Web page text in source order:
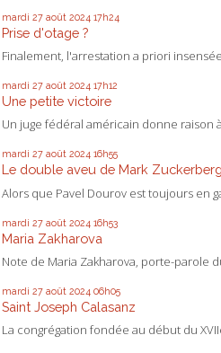
mardi 27 août 2024 17h24
Prise d'otage ?
Finalement, l'arrestation a priori
mardi 27 août 2024 17h12
Une petite victoire
Un juge fédéral américain donne raison
mardi 27 août 2024 16h55
Le double aveu de Mark Zuckerberg
Alors que Pavel Dourov est toujours en
mardi 27 août 2024 16h53
Maria Zakharova
Note de Maria Zakharova, porte-parole
mardi 27 août 2024 06h05
Saint Joseph Calasanz
La congrégation fondée au début du